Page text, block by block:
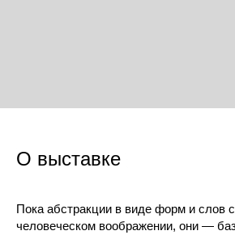
О выставке
Пока абстракции в виде форм и слов
человеческом воображении, они —